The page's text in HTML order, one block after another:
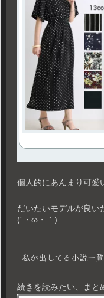
個人的にあんまり可愛
だいたいモデルが良い
(´・ω・｀)
私が出してる小説一
続きを読みたい、まと